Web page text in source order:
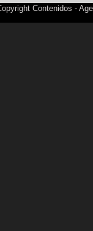
Contenidos -